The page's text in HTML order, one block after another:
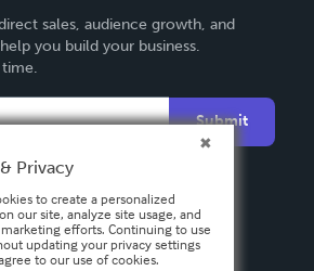
sales, audience growth, and
you build your business.
time.
Submit
Privacy
to create a personalized
our site, analyze site usage, and
efforts. Continuing to use
updating your privacy settings
to our use of cookies.